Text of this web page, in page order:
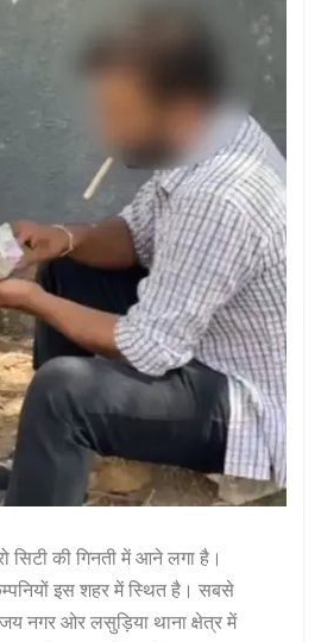
सिटी की गिनती में आने लगा है।
इस शहर में स्थित है। सबसे
नगर ओर लसुड़िया थाना क्षेत्र में